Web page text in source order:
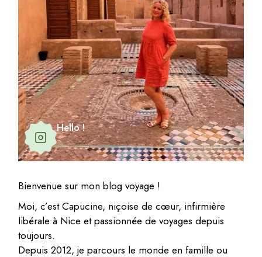
Hello !
Bienvenue sur mon blog voyage !
Moi, c’est Capucine, niçoise de cœur, infirmière
libérale à Nice et passionnée de voyages depuis
toujours.
Depuis 2012, je parcours le monde en famille ou